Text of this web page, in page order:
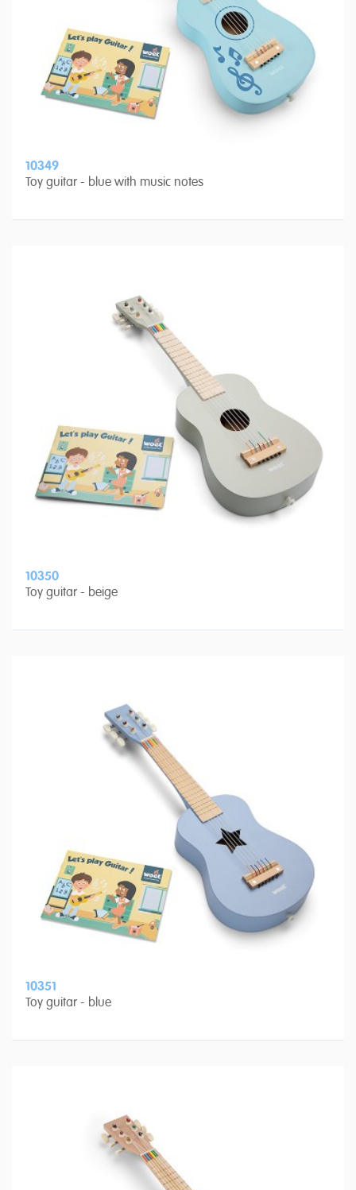
10349
Toy guitar - blue with music notes
10350
Toy guitar - beige
10351
Toy guitar - blue